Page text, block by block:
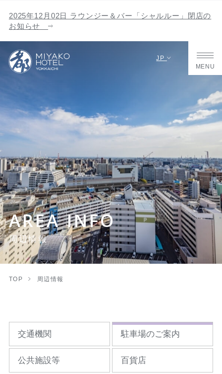
JP
MENU
AREA INFO
周辺情報
2025年12月02日 ラウンジー＆バー「シャルルー」閉店の
お知らせ
TOP 周辺情報
交通機関 駐車場のご案内
公共施設等 百貨店